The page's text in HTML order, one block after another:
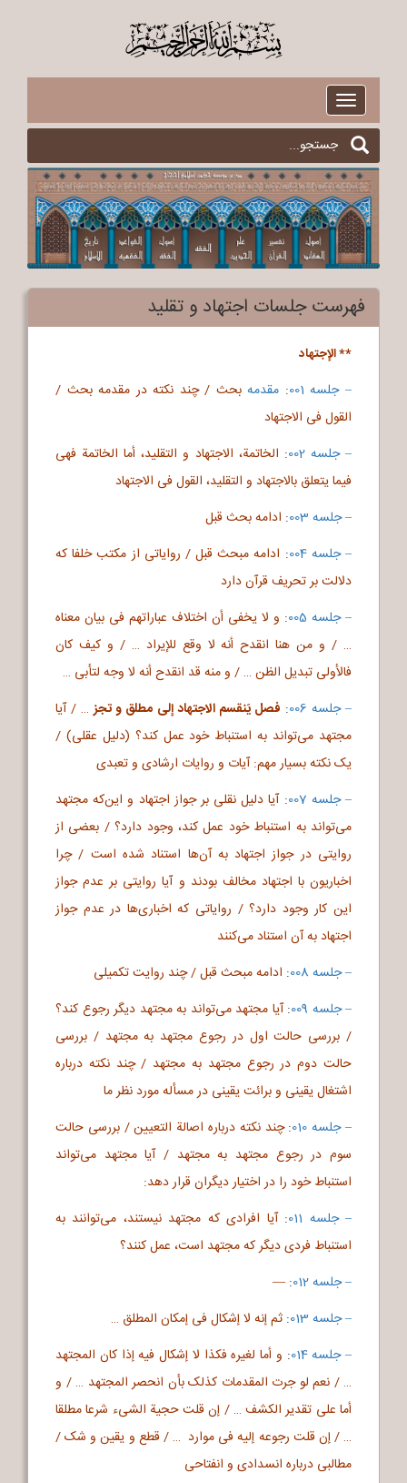
$
Toggle
navigation
فهرست جلسات اجتهاد و تقلید
** الإجتهاد
– جلسه 001 : مقدمهبحث / چند نکته در مقدمه بحث /
القول فی الاجتهاد
– جلسه 002
: الخاتمة، الاجتهاد و التقلید، أما الخاتمة فهی
فیما یتعلق بالاجتهاد و التقلید‌، القول فی الاجتهاد
– جلسه 003
: ادامه بحث قبل
– جلسه 004
: ادامه مبحث قبل / روایاتی از مکتب خلفا که
دلالت بر تحریف قرآن دارد
– جلسه 005
: و لا یخفی أن اختلاف عباراتهم فی بیان معناه
… / و من هنا انقدح أنه لا وقع للإیراد … / و کیف کان
فالأولی تبدیل الظن … / و منه قد انقدح أنه لا وجه لتأبی …
– جلسه 006
: فصل یَنقسم الاجتهاد إلی مطلق و تجز… / آیا
مجتهد می‌تواند به استنباط خود عمل کند؟ (دلیل عقلی) /
یک نکته بسیار مهم: آیات و روایات ارشادی و تعبدی
– جلسه 007
: آیا دلیل نقلی بر جواز اجتهاد و این‌که مجتهد
می‌تواند به استنباط خود عمل کند، وجود دارد؟ / بعضی از
روایتی در جواز اجتهاد به آن‌ها استناد شده است /چرا
اخباریون با اجتهاد مخالف بودند و آیا روایتی بر عدم جواز
این کار وجود دارد؟ / روایاتی که اخباری‌ها در عدم جواز
اجتهاد به آن استناد می‌کنند
– جلسه 008
: ادامه مبحث قبل / چند روایت تکمیلی
– جلسه 009
:آیا مجتهد می‌تواند به مجتهد دیگر رجوع کند؟
/ بررسی حالت اول در رجوع مجتهد به مجتهد / بررسی
حالت دوم در رجوع مجتهد به مجتهد /چند نکته درباره
اشتغال یقینی و برائت یقینی در مسأله مورد نظر ما
– جلسه 010
:چند نکته درباره اصالة التعیین /بررسی حالت
سوم در رجوع مجتهد به مجتهد /آیا مجتهد می‌تواند
استنباط خود را در اختیار دیگران قرار دهد:
– جلسه 011
: آیا افرادی که مجتهد نیستند، می‌توانند به
استنباط فردی دیگر که مجتهد است، عمل کنند؟
– جلسه 012
:
—
– جلسه 013
: ثم إنه لا إشکال فی إمکان المطلق …
– جلسه 014
: و أما لغیره فکذا لا إشکال فیه إذا کان المجتهد
… / نعم لو جرت المقدمات کذلک بأن انحصر المجتهد … / و
أما علی تقدیر الکشف … / إن قلت حجیة الشی‌ء شرعا مطلقا
… / إن قلت رجوعه إلیه فی موارد … / قطع و یقین و شک /
مطالبی درباره انسدادی و انفتاحی